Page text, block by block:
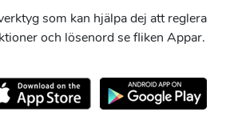
som kan hjälpa dej att reglera
och lösenord se fliken Appar.